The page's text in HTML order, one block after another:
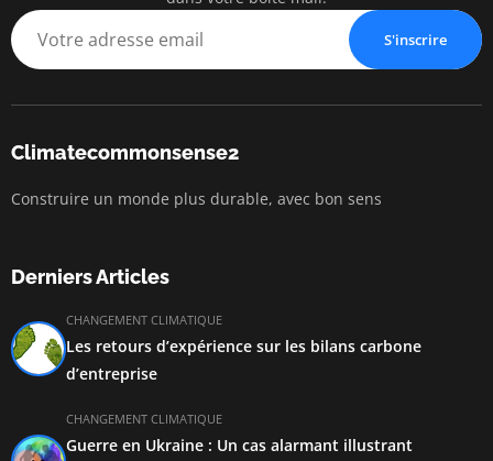
S'inscrire
Climatecommonsense2
Construire un monde plus durable, avec bon sens
Derniers Articles
CHANGEMENT CLIMATIQUE
Les retours d’expérience sur les bilans carbone
d’entreprise
CHANGEMENT CLIMATIQUE
Guerre en Ukraine : Un cas alarmant illustrant